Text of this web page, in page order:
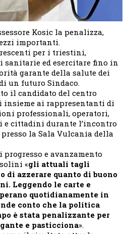
Kosic la penalizza,
importanti.
per i triestini,
ed esercitare fino in
garante della salute dei
un futuro Sindaco.
il candidato del centro
insieme ai rappresentanti di
professionali, operatori,
cittadini durante l’incontro
la Sala Vulcania della
e avanzamento
«gli attuali tagli
azzerare quanto di buono
Leggendo le carte e
quotidianamente in
conto che la politica
è stata penalizzante per
e pasticciona».